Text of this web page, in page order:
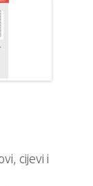
cijevi i